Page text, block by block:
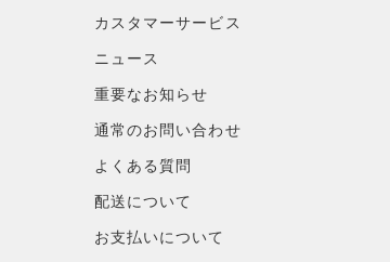
カスタマーサービス
ニュース
重要なお知らせ
通常のお問い合わせ
よくある質問
配送について
お支払いについて